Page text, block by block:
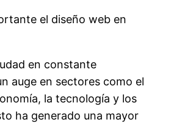
el diseño web en
en constante
auge en sectores como el
la tecnología y los
ha generado una mayor